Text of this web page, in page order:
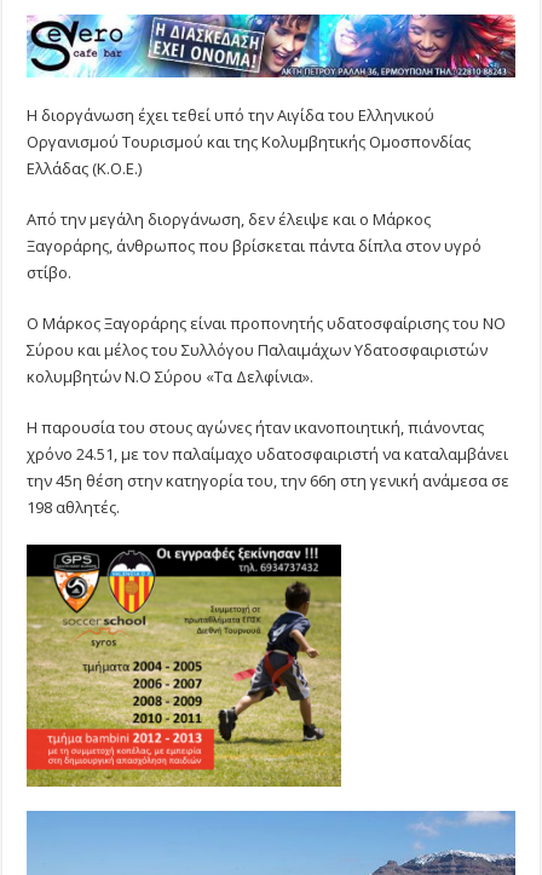
Η διοργάνωση έχει τεθεί υπό την Αιγίδα του Ελληνικού
Οργανισμού Τουρισμού και της Κολυμβητικής Ομοσπονδίας
Ελλάδας (Κ.Ο.Ε.)
Από την μεγάλη διοργάνωση, δεν έλειψε και ο Μάρκος
Ξαγοράρης, άνθρωπος που βρίσκεται πάντα δίπλα στον υγρό
στίβο.
Ο Μάρκος Ξαγοράρης είναι προπονητής υδατοσφαίρισης του ΝΟ
Σύρου και μέλος του Συλλόγου Παλαιμάχων Υδατοσφαιριστών
κολυμβητών Ν.Ο Σύρου «Τα Δελφίνια».
Η παρουσία του στους αγώνες ήταν ικανοποιητική, πιάνοντας
χρόνο 24.51, με τον παλαίμαχο υδατοσφαιριστή να καταλαμβάνει
την 45η θέση στην κατηγορία του, την 66η στη γενική ανάμεσα σε
198 αθλητές.